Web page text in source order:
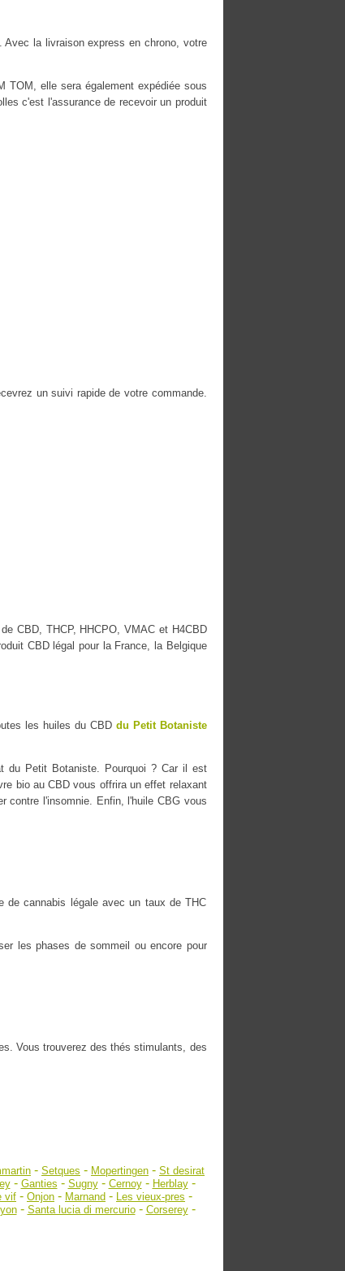
la livraison express en chrono, votre
TOM, elle sera également expédiée sous
c'est l'assurance de recevoir un produit
un suivi rapide de votre commande.
CBD, THCP, HHCPO, VMAC et H4CBD
CBD légal pour la France, la Belgique
les huiles du CBD du Petit Botaniste
du Petit Botaniste. Pourquoi ? Car il est
bio au CBD vous offrira un effet relaxant
contre l'insomnie. Enfin, l'huile CBG vous
de cannabis légale avec un taux de THC
les phases de sommeil ou encore pour
Vous trouverez des thés stimulants, des
- Setques - Mopertingen - St desirat
- Ganties - Sugny- Cernoy- Herblay-
vif - Onjon - Marnand - Les vieux-pres -
- Santa lucia di mercurio- Corserey-